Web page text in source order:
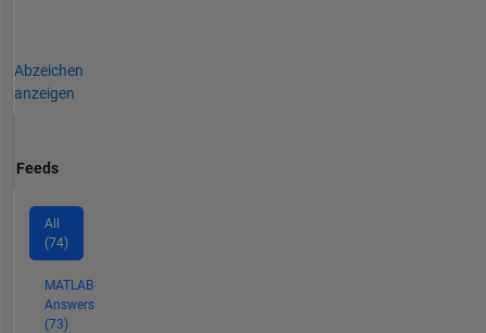
Abzeichen
anzeigen
Feeds
All
(74)
MATLAB
Answers
(73)